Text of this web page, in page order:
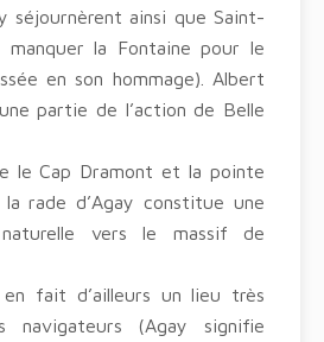
séjournèrent ainsi que Saint-
manquer la Fontaine pour le
en son hommage). Albert
partie de l’action de Belle
le Cap Dramont et la pointe
rade d’Agay constitue une
vers le massif de
fait d’ailleurs un lieu très
navigateurs (Agay signifie